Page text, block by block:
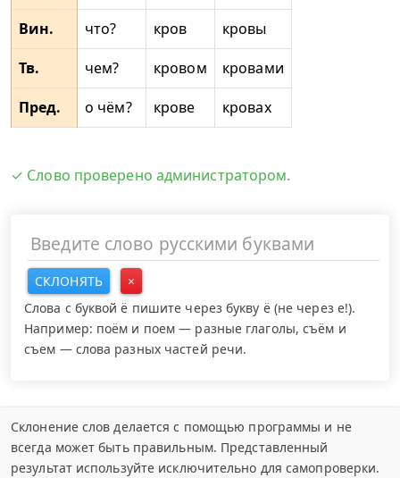
Вин.
что? кров
кровы
Тв.
чем? кровом
кровами
Пред.
о чём? крове кровах
✓ Слово проверено администратором.
СКЛОНЯТЬ
×
Слова с буквой ё пишите через букву ё (не через е!).
Например: поём и поем — разные глаголы, съём и
съем — слова разных частей речи.
Склонение слов делается с помощью программы и не
всегда может быть правильным. Представленный
результат используйте исключительно для самопроверки.